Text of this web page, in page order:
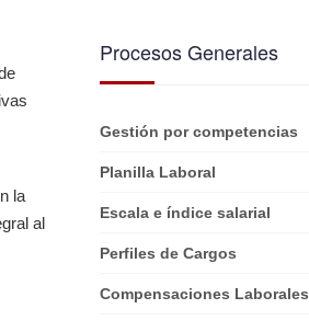
la
al
Procesos Generales
Gestión por competencias
Planilla Laboral
Escala e índice salarial
Perfiles de Cargos
Compensaciones Laborales